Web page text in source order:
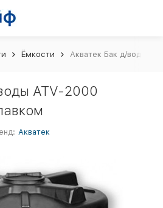
Ёмкости Акватек Бак д/воды
ATV-2000
Акватек